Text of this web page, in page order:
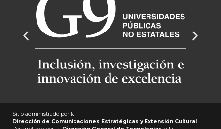
Sitio administrado por la
Dirección de Comunicaciones Estratégicas y Extensión Cultural